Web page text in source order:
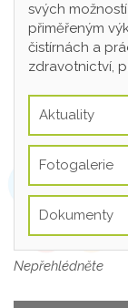
svých
přiměřeným
čistírnách a
zdravotnictví,
Aktuality
Fotogalerie
Dokumenty
Nepřehlédněte